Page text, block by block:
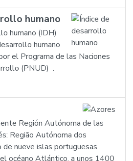
humano
humano (IDH)
humano
el Programa de las Naciones
(PNUD) .
Región Autónoma de las
Região Autónoma dos
de nueve islas portuguesas
océano Atlántico, a unos 1400